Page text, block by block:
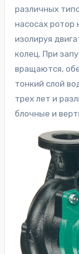
различных
насосах ротор
изолируя
колец. При
вращаются,
тонкий слой
трех лет и
блочные и